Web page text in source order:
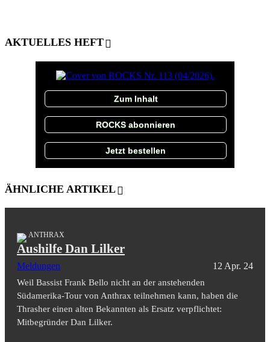
AKTUELLES HEFT
Zum Inhalt
ROCKS abonnieren
Jetzt bestellen
ÄHNLICHE ARTIKEL
ANTHRAX
Aushilfe Dan Lilker
Meldungen 12 Apr. 24
Weil Bassist Frank Bello nicht an der anstehenden
Südamerika-Tour von Anthrax teilnehmen kann, haben die
Thrasher einen alten Bekannten als Ersatz verpflichtet:
Mitbegründer Dan Lilker.